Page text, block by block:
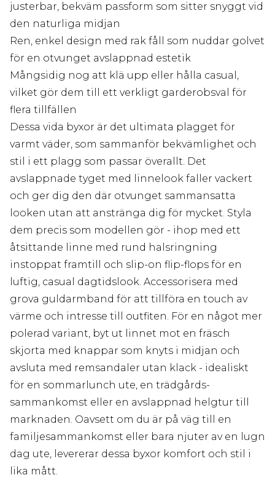
justerbar, bekväm passform som sitter snyggt vid
den naturliga midjan
Ren, enkel design med rak fåll som nuddar golvet
för en otvunget avslappnad estetik
Mångsidig nog att klä upp eller hålla casual,
vilket gör dem till ett verkligt garderobsval för
flera tillfällen
Dessa vida byxor är det ultimata plagget för
varmt väder, som sammanför bekvämlighet och
stil i ett plagg som passar överallt. Det
avslappnade tyget med linnelook faller vackert
och ger dig den där otvunget sammansatta
looken utan att anstränga dig för mycket. Styla
dem precis som modellen gör - ihop med ett
åtsittande linne med rund halsringning
instoppat framtill och slip-on flip-flops för en
luftig, casual dagtidslook. Accessorisera med
grova guldarmband för att tillföra en touch av
värme och intresse till outfiten. För en något mer
polerad variant, byt ut linnet mot en fräsch
skjorta med knappar som knyts i midjan och
avsluta med remsan­daler utan klack - idealiskt
för en sommarlunch ute, en trädgårds­
sammankomst eller en avslappnad helgtur till
marknaden. Oavsett om du är på väg till en
familje­sammankomst eller bara njuter av en lugn
dag ute, levererar dessa byxor komfort och stil i
lika mått.